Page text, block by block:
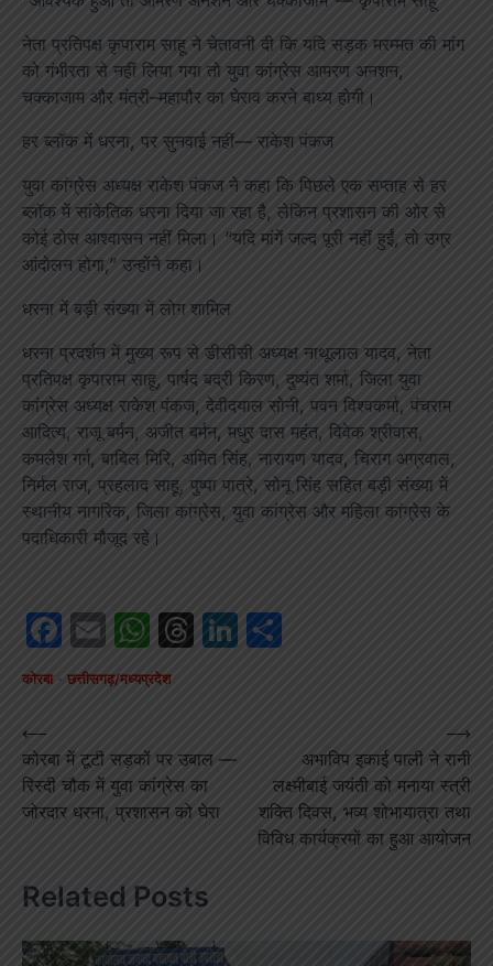
नेता प्रतिपक्ष कृपाराम साहू ने चेतावनी दी कि यदि सड़क मरम्मत की मांग
को गंभीरता से नहीं लिया गया तो युवा कांग्रेस आमरण अनशन,
चक्काजाम और मंत्री–महापौर का घेराव करने बाध्य होगी।
हर ब्लॉक में धरना, पर सुनवाई नहीं— राकेश पंकज
युवा कांग्रेस अध्यक्ष राकेश पंकज ने कहा कि पिछले एक सप्ताह से हर
ब्लॉक में सांकेतिक धरना दिया जा रहा है, लेकिन प्रशासन की ओर से
कोई ठोस आश्वासन नहीं मिला। “यदि मांगें जल्द पूरी नहीं हुईं, तो उग्र
आंदोलन होगा,” उन्होंने कहा।
धरना में बड़ी संख्या में लोग शामिल
धरना प्रदर्शन में मुख्य रूप से डीसीसी अध्यक्ष नाथूलाल यादव, नेता
प्रतिपक्ष कृपाराम साहू, पार्षद बद्री किरण, दुष्यंत शर्मा, जिला युवा
कांग्रेस अध्यक्ष राकेश पंकज, देवीदयाल सोनी, पवन विश्वकर्मा, पंचराम
आदित्य, राजू बर्मन, अजीत बर्मन, मधुर दास महंत, विवेक श्रीवास,
कमलेश गर्ग, बाबिल मिरि, अमित सिंह, नारायण यादव, चिराग अग्रवाल,
निर्मल राज, प्रहलाद साहू, पुष्पा पात्रे, सोनू सिंह सहित बड़ी संख्या में
स्थानीय नागरिक, जिला कांग्रेस, युवा कांग्रेस और महिला कांग्रेस के
पदाधिकारी मौजूद रहे।
Facebook
EmailWhatsApp
Threads
LinkedIn
कोरबा छत्तीसगढ़/मध्यप्रदेश
Post
navigation
⟵
कोरबा में टूटी सड़कों पर उबाल —
रिस्दी चौक में युवा कांग्रेस का
जोरदार धरना, प्रशासन को घेरा
अभाविप इकाई पाली ने रानी
लक्ष्मीबाई जयंती को मनाया स्त्री
शक्ति दिवस, भव्य शोभायात्रा तथा
विविध कार्यक्रमों का हुआ आयोजन
⟶
Related Posts